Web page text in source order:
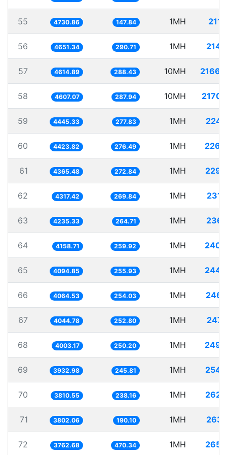
55 4730.86 147.84 1MH
56 4651.34 290.71 1MH
57 4614.89 288.43 10MH
58 4607.07 287.94 10MH
59 4445.33 277.83 1MH
60 4423.82 276.49 1MH
61 4365.48 272.84 1MH
62 4317.42 269.84 1MH
63 4235.33 264.71 1MH
64 4158.71 259.92 1MH
65 4094.85 255.93 1MH
66 4064.53 254.03 1MH
67 4044.78 252.80 1MH
68 4003.17 250.20 1MH
69 3932.98 245.81 1MH
70 3810.55 238.16 1MH
71 3802.06 190.10 1MH
72 3762.68 470.34 1MH